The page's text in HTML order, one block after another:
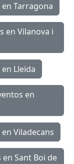
Tarragona
en Vilanova i
Lleida
en
Viladecans
Sant Boi de